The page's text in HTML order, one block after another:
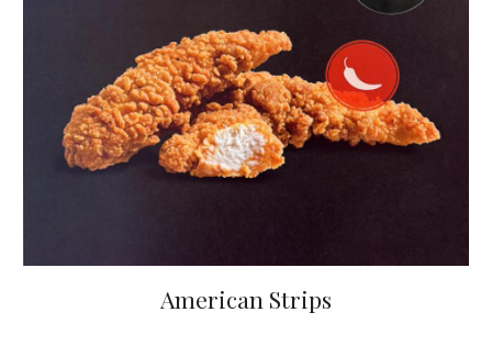
American Strips